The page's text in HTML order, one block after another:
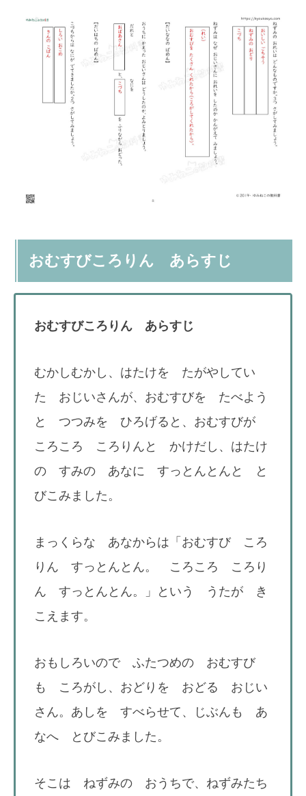
おむすびころりん あらすじ
おむすびころりん あらすじ
むかしむかし、はたけを たがやしてい
た おじいさんが、おむすびを たべよう
と つつみを ひろげると、おむすびが
ころころ ころりんと かけだし、はたけ
の すみの あなに すっとんとんと と
びこみました。
まっくらな あなからは「おむすび ころ
りん すっとんとん。 ころころ ころり
ん すっとんとん。」という うたが き
こえます。
おもしろいので ふたつめの おむすび
も ころがし、おどりを おどる おじい
さん。あしを すべらせて、じぶんも あ
なへ とびこみました。
そこは ねずみの おうちで、ねずみたち